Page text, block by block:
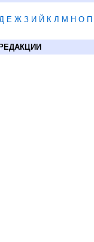
Е Ж З И Й К Л М Н О П